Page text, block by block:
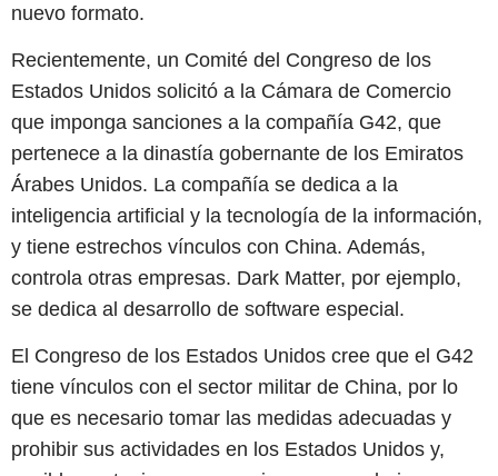
nuevo formato.
Recientemente, un Comité del Congreso de los
Estados Unidos solicitó a la Cámara de Comercio
que imponga sanciones a la compañía G42, que
pertenece a la dinastía gobernante de los Emiratos
Árabes Unidos. La compañía se dedica a la
inteligencia artificial y la tecnología de la información,
y tiene estrechos vínculos con China. Además,
controla otras empresas. Dark Matter, por ejemplo,
se dedica al desarrollo de software especial.
El Congreso de los Estados Unidos cree que el G42
tiene vínculos con el sector militar de China, por lo
que es necesario tomar las medidas adecuadas y
prohibir sus actividades en los Estados Unidos y,